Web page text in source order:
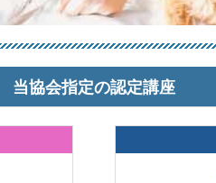
当協会指定の認定講座